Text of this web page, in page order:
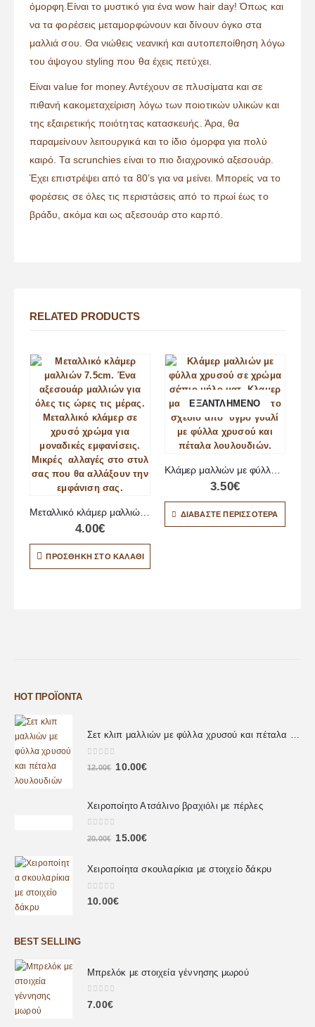
όμορφη.Είναι το μυστικό για ένα wow hair day! Όπως και
να τα φορέσεις μεταμορφώνουν και δίνουν όγκο στα
μαλλιά σου. Θα νιώθεις νεανική και αυτοπεποίθηση λόγω
του άψογου styling που θα έχεις πετύχει.
Είναι value for money.Αντέχουν σε πλυσίματα και σε
πιθανή κακομεταχείριση λόγω των ποιοτικών υλικών και
της εξαιρετικής ποιότητας κατασκευής. Άρα, θα
παραμείνουν λειτουργικά και το ίδιο όμορφα για πολύ
καιρό. Τα scrunchies είναι το πιο διαχρονικό αξεσουάρ.
Έχει επιστρέψει από τα 80’s για να μείνει. Μπορείς να το
φορέσεις σε όλες τις περιστάσεις από το πρωί έως το
βράδυ, ακόμα και ως αξεσουάρ στο καρπό.
RELATED PRODUCTS
Μεταλλικό κλάμερ μαλλιών 7.5cm
4.00€
ΠΡΟΣΘΉΚΗ ΣΤΟ ΚΑΛΆΘΙ
ΕΞΑΝΤΛΗΜΈΝΟ
3.50€
ΔΙΑΒΆΣΤΕ ΠΕΡΙΣΣΌΤΕΡΑ
HOT ΠΡΟΪΌΝΤΑ
Σετ κλιπ μαλλιών με φύλλα χρυσού και πέταλα λουλουδιών
out of 5
12.00€ 10.00€
Χειροποίητο Ατσάλινο βραχιόλι με πέρλες
out of 5
20.00€ 15.00€
Χειροποίητα σκουλαρίκια με στοιχείο δάκρυ
0 out of 5
10.00€
BEST SELLING
Μπρελόκ με στοιχεία γέννησης μωρού
0out of 5
7.00€